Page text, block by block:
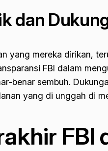
dan
yang mereka dirikan,
FBI dalam
benar sembuh.
yang di unggah di